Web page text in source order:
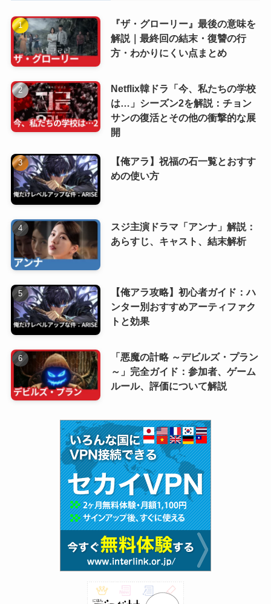
『ザ・グローリー』最後の意味を
解説｜最終回の結末・復讐の行
方・わかりにくい点まとめ
Netflix韓ドラ「今、私たちの学校
は…」シーズン2を解説：チョン
サンの復活とその他の衝撃的な展
開
【俺アラ】祝福の石一覧とおすす
めの使い方
スジ主演ドラマ「アンナ」解説：
あらすじ、キャスト、結末解析
【俺アラ攻略】初心者ガイド：ハ
ンター別おすすめアーティファク
トと効果
「悪魔の計略 ～デビルズ・プラン
～」完全ガイド：参加者、ゲーム
ルール、評価について解説